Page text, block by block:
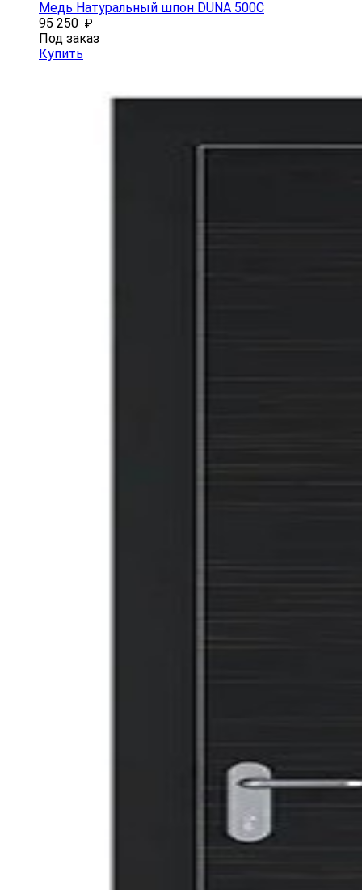
Медь Натуральный шпон DUNA 500C
95 250 ₽
Под заказ
Купить